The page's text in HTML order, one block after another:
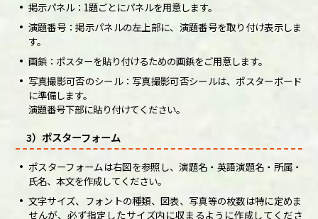
掲示パネル：1題ごとにパネルを用意します。
演題番号：掲示パネルの左上部に、演題番号を取り付け表示しま
す。
画鋲：ポスターを貼り付けるための画鋲をご用意します。
写真撮影可否のシール：写真撮影可否シールは、ポスターボード
に準備します。
演題番号下部に貼り付けてください。
3）ポスターフォーム
ポスターフォームは右図を参照し、演題名・英語演題名・所属・
氏名、本文を作成してください。
文字サイズ、フォントの種類、図表、写真等の枚数は特に定めま
せんが、必ず指定したサイズ内に収まるように作成してくださ